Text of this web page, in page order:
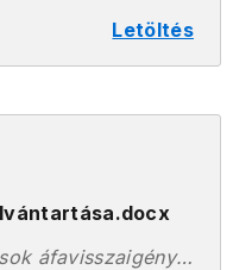
Letöltés
12.Kilépő külföldi utasok áfavisszaigénylésének nyilvántartása.docx